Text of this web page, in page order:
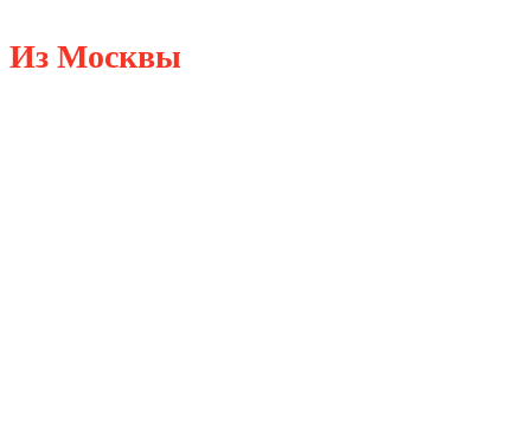
Из Москвы